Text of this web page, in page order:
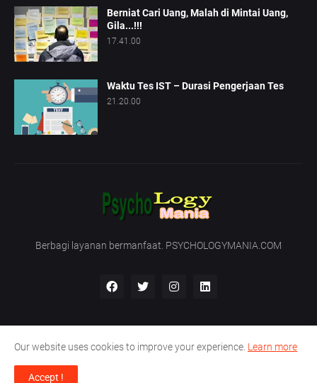
Berniat Cari Uang, Malah di Mintai Uang,
Gila...!!!
17.41.00
Waktu Tes IST – Durasi Pengerjaan Tes
21.20.00
Berbagi layanan bermanfaat. PSYCHOLOGYMANIA.COM
Support by -
Tentang Kami Hubungi Kami
Our website uses cookies to improve your experience. Learn more
Accept !